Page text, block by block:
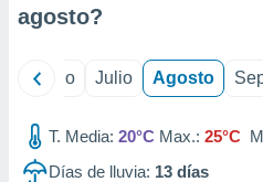
agosto?
Junio Julio Agosto
T. Media: 20°C Max.: 25°C
Días de lluvia: 13 días